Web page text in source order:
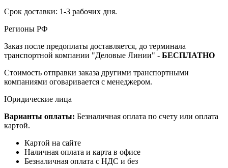
Срок доставки: 1-3 рабочих дня.
Регионы РФ
Заказ после предоплаты доставляется, до терминала
транспортной компании "Деловые Линии" - БЕСПЛАТНО
Стоимость отправки заказа другими транспортными
компаниями оговаривается с менеджером.
Юридические лица
Варианты оплаты: Безналичная оплата по счету или оплата
картой.
Картой на сайте
Наличная оплата и карта в офисе
Безналичная оплата с НДС и без